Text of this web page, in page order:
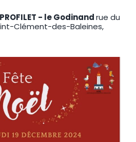
- le Godinandrue du
Clément-des-Baleines,